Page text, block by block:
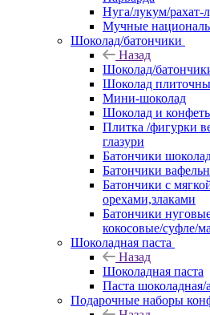
Нуга/лукум/рахат-
Мучные
Шоколад/батончики
Назад
Шоколад/
Шоколад
Мини-шоколад
Шоколад и
Плитка /фигурки
глазури
Батончики
Батончики
Батончики с
орехами,злаками
Батончики
кокосовые/суфле/
Шоколадная паста
Назад
Шоколадная паста
Паста шоколадная/
Подарочные наборы